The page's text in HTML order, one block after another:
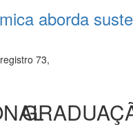
aborda
73,